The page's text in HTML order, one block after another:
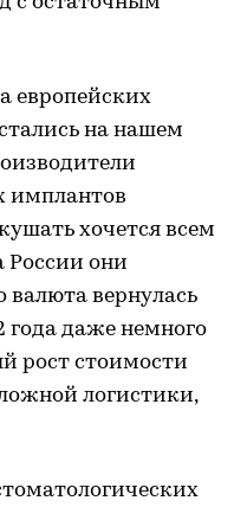
европейских
на нашем
имплантов
хочется всем
России они
валюта вернулась
года даже немного
рост стоимости
логистики,